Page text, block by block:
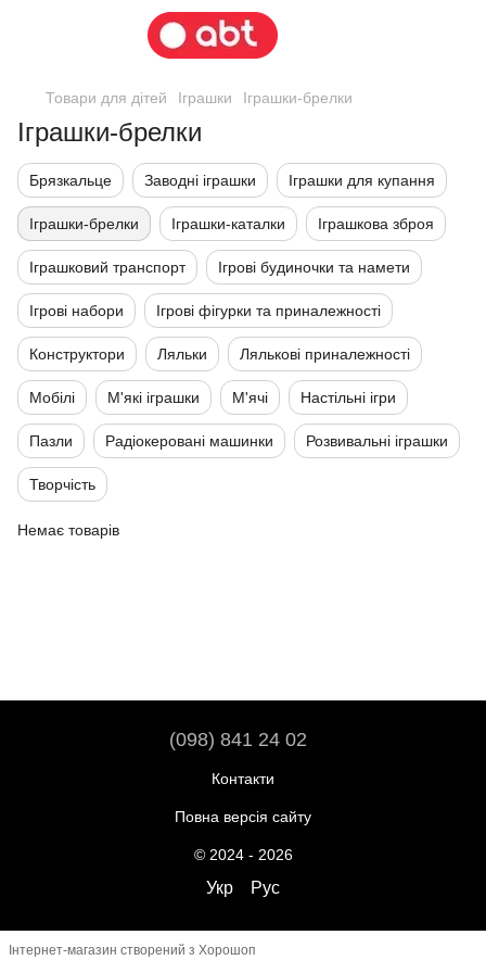
Товари для дітей Іграшки Іграшки-брелки
Іграшки-брелки
Брязкальце Заводні іграшки Іграшки для купання
Іграшки-брелки Іграшки-каталки Іграшкова зброя
Іграшковий транспорт Ігрові будиночки та намети
Ігрові набори Ігрові фігурки та приналежності
Конструктори Ляльки Лялькові приналежності
Мобілі М'які іграшки М'ячі Настільні ігри
Пазли Радіокеровані машинки Розвивальні іграшки
Творчість
Немає товарів
(098) 841 24 02
Контакти
Повна версія сайту
© 2024 - 2026
Укр Рус
Інтернет-магазин створений з Хорошоп